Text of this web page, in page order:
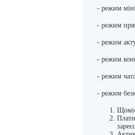
- режим
- режим
- режим
- режим
- режим
- режим